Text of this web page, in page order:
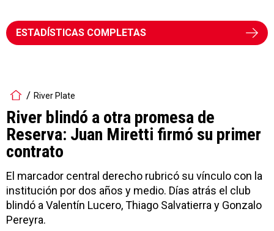
ESTADÍSTICAS COMPLETAS
River Plate
River blindó a otra promesa de
Reserva: Juan Miretti firmó su primer
contrato
El marcador central derecho rubricó su vínculo con la
institución por dos años y medio. Días atrás el club
blindó a Valentín Lucero, Thiago Salvatierra y Gonzalo
Pereyra.